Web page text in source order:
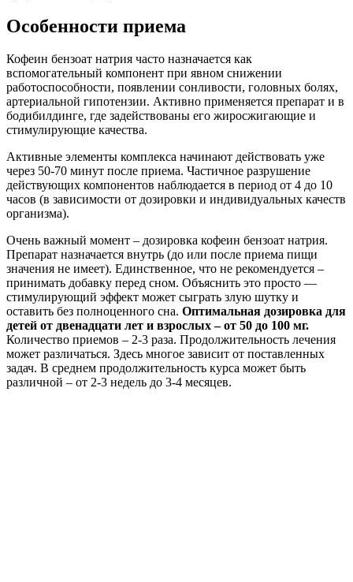
Особенности приема
Кофеин бензоат натрия часто назначается как
вспомогательный компонент при явном снижении
работоспособности, появлении сонливости, головных болях,
артериальной гипотензии. Активно применяется препарат и в
бодибилдинге, где задействованы его жиросжигающие и
стимулирующие качества.
Активные элементы комплекса начинают действовать уже
через 50-70 минут после приема. Частичное разрушение
действующих компонентов наблюдается в период от 4 до 10
часов (в зависимости от дозировки и индивидуальных качеств
организма).
Очень важный момент – дозировка кофеин бензоат натрия.
Препарат назначается внутрь (до или после приема пищи
значения не имеет). Единственное, что не рекомендуется –
принимать добавку перед сном. Объяснить это просто —
стимулирующий эффект может сыграть злую шутку и
оставить без полноценного сна. Оптимальная дозировка для
детей от двенадцати лет и взрослых – от 50 до 100 мг.
Количество приемов – 2-3 раза. Продолжительность лечения
может различаться. Здесь многое зависит от поставленных
задач. В среднем продолжительность курса может быть
различной – от 2-3 недель до 3-4 месяцев.